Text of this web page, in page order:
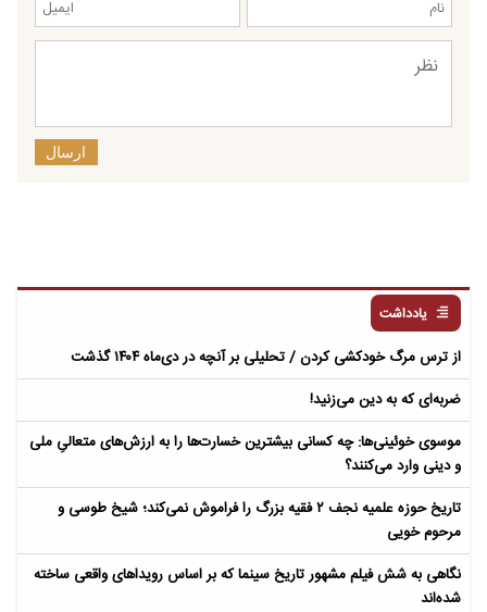
ارسال
یادداشت
از ترس مرگ خودکشی کردن / تحلیلی بر آنچه در دی‌ماه ۱۴۰۴ گذشت
ضربه‌ای که به دین می‌زنید!
موسوی خوئینی‌ها: چه کسانی بیشترین خسارت‌ها را به ارزش‌های متعالیِ ملی
و دینی وارد می‌کنند؟
تاریخ حوزه علمیه نجف ۲ فقیه بزرگ را فراموش نمی‌کند؛ شیخ طوسی و
مرحوم خویی
نگاهی به شش فیلم مشهور تاریخ سینما که بر اساس رویداهای واقعی ساخته
شده‌اند